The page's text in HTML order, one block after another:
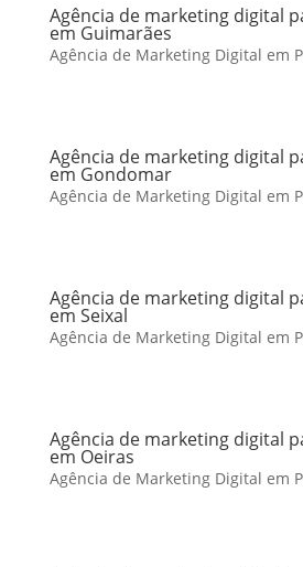
Agência de marketing digital
em Guimarães
Agência de Marketing Digital em
Agência de marketing digital
em Gondomar
Agência de Marketing Digital em
Agência de marketing digital
em Seixal
Agência de Marketing Digital em
Agência de marketing digital
em Oeiras
Agência de Marketing Digital em